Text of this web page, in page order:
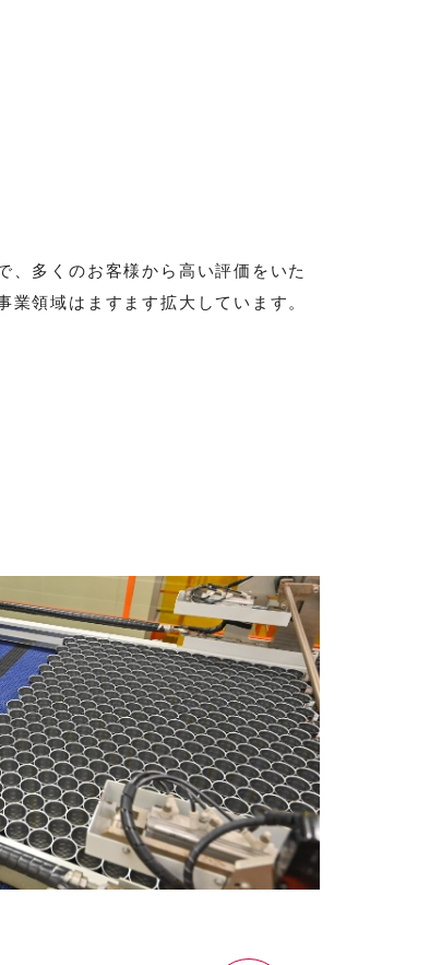
、多くのお客様から高い評価をいた
領域はますます拡大しています。